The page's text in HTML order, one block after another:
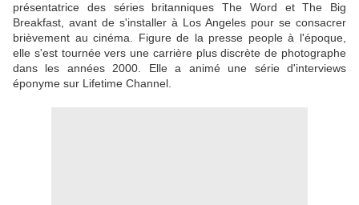
présentatrice des séries britanniques The Word et The Big
Breakfast, avant de s'installer à Los Angeles pour se consacrer
brièvement au cinéma. Figure de la presse people à l'époque,
elle s'est tournée vers une carrière plus discrète de photographe
dans les années 2000. Elle a animé une série d'interviews
éponyme sur Lifetime Channel.